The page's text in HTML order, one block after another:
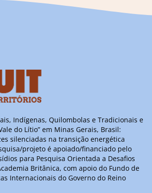
Indígenas, Quilombolas e Tradicionais e
do Lítio” em Minas Gerais, Brasil:
silenciadas na transição energética
projeto é apoiado/financiado pelo
para Pesquisa Orientada a Desafios
Britânica, com apoio do Fundo de
Internacionais do Governo do Reino